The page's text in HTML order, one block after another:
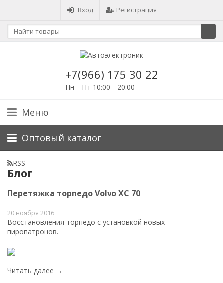
Вход Регистрация
+7(966) 175 30 22
Пн—Пт 10:00—20:00
Меню
Оптовый каталог
RSS
Блог
Перетяжка торпедо Volvo ХС 70
20 ноября 2016
Восстановления торпедо c установкой новых
пиропатронов.
Читать далее →